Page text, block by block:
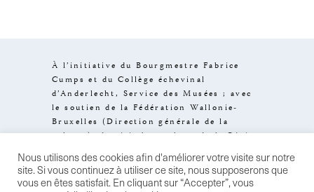
À l’initiative du Bourgmestre Fabrice
Cumps et du Collège échevinal
d’Anderlecht, Service des Musées ; avec
le soutien de la Fédération Wallonie-
Bruxelles (Direction générale de la
culture), de visit.brussels et de la Région
Design byStereo–Mentions legales–
Conditions de vente– Politique de
Nous utilisons des cookies afin d'améliorer votre visite sur notre
site. Si vous continuez à utiliser ce site, nous supposerons que
vous en êtes satisfait. En cliquant sur “Accepter”, vous